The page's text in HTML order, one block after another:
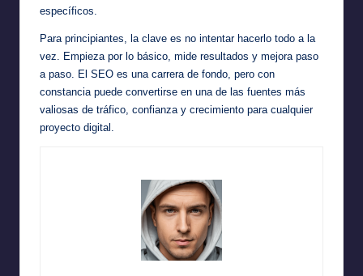
específicos.
Para principiantes, la clave es no intentar hacerlo todo a la
vez. Empieza por lo básico, mide resultados y mejora paso
a paso. El SEO es una carrera de fondo, pero con
constancia puede convertirse en una de las fuentes más
valiosas de tráfico, confianza y crecimiento para cualquier
proyecto digital.